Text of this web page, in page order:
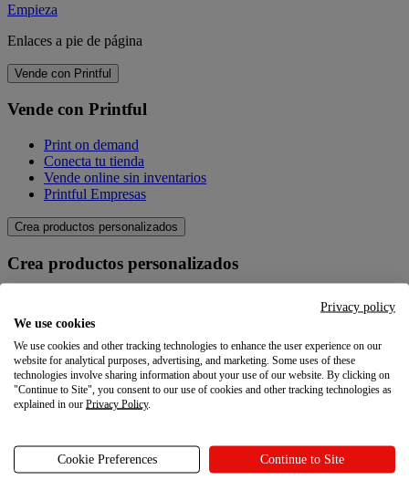
Empieza
Enlaces a pie de página
Vende con Printful
Vende con Printful
Print on demand
Conecta tu tienda
Vende online sin inventarios
Printful Empresas
Crea productos personalizados
Crea productos personalizados
Crea tus propios productos
Calidad
Creador de diseños
Explora
Explora
Blog
Tutoriales Printful
Privacy policy
We use cookies
We use cookies and other tracking technologies to enhance the user experience on our
website for analytical purposes, advertising, and marketing. Some uses of these
technologies involve sharing information about your use of our website. By clicking on
"Continue to Site", you consent to our use of cookies and other tracking technologies as
explained in our Privacy Policy.
Cookie Preferences Continue to Site